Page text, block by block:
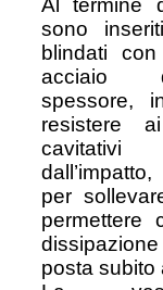
Al termine
sono
blindati
acciaio
spessore,
resistere
per
permettere
posta subito